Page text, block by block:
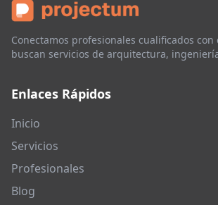
Conectamos profesionales cualificados con
buscan servicios de arquitectura,
Enlaces Rápidos
Inicio
Servicios
Profesionales
Blog